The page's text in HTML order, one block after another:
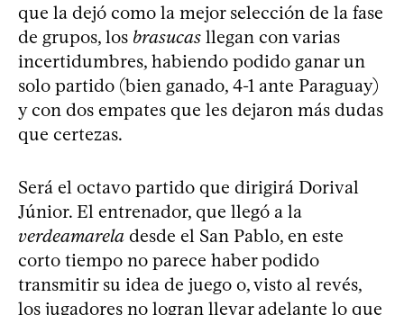
que la dejó como la mejor selección de la fase
de grupos, los brasucas llegan con varias
incertidumbres, habiendo podido ganar un
solo partido (bien ganado, 4-1 ante Paraguay)
y con dos empates que les dejaron más dudas
que certezas.
Será el octavo partido que dirigirá Dorival
Júnior. El entrenador, que llegó a la
verdeamarela desde el San Pablo, en este
corto tiempo no parece haber podido
transmitir su idea de juego o, visto al revés,
los jugadores no logran llevar adelante lo que